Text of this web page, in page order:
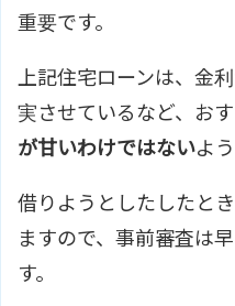
重要です。
上記住宅ローンは、金
実させているなど、お
が甘いわけではないよ
借りようとしたしたと
ますので、事前審査は
す。